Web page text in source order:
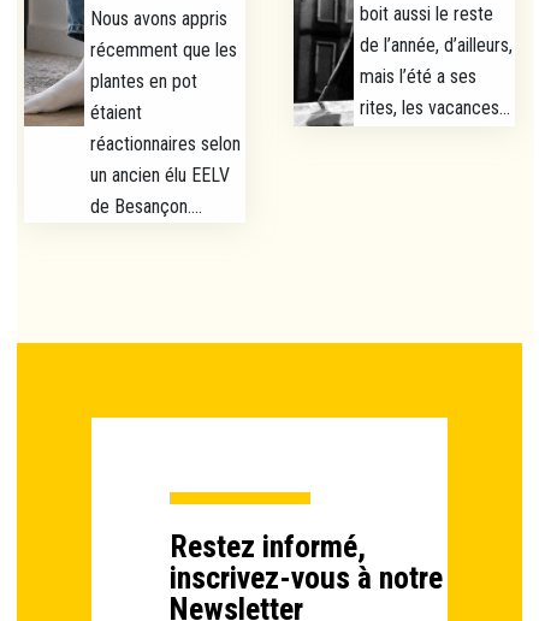
Nous avons appris
récemment que les
plantes en pot
étaient
réactionnaires selon
un ancien élu EELV
de Besançon....
boit aussi le reste
de l’année, d’ailleurs,
mais l’été a ses
rites, les vacances...
Restez informé,
inscrivez-vous à notre
Newsletter